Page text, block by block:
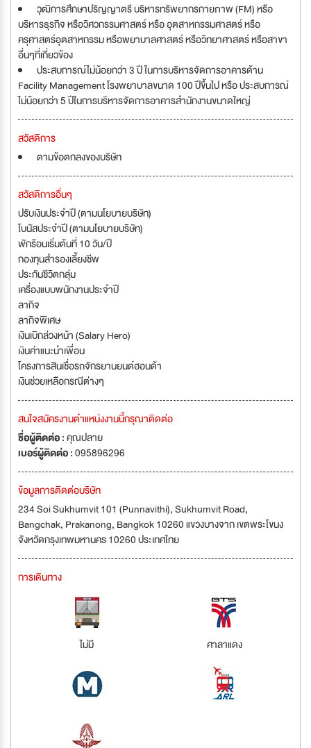
วุฒิการศึกษาปริญญาตรี บริหารทรัพยากรกายภาพ (FM) หรือ
บริหารธุรกิจ หรือวิศวกรรมศาสตร์ หรือ อุตสาหกรรมศาสตร์ หรือ
ครุศาสตร์อุตสาหกรรม หรือพยาบาลศาสตร์ หรือวิทยาศาสตร์ หรือสาขา
อื่นๆที่เกี่ยวข้อง
ประสบการณ์ไม่น้อยกว่า 3 ปี ในการบริหารจัดการอาคารด้าน
Facility Management โรงพยาบาลขนาด 100 ปีขึ้นไป หรือ ประสบการณ์
ไม่น้อยกว่า 5 ปีในการบริหารจัดการอาคารสำนักงานขนาดใหญ่
สวัสดิการ
ตามข้อตกลงของบริษัท
สวัสดิการอื่นๆ
ปรับเงินประจำปี (ตามนโยบายบริษัท)
โบนัสประจำปี (ตามนโยบายบริษัท)
พักร้อนเริ่มต้นที่ 10 วัน/ปี
กองทุนสำรองเลี้ยงชีพ
ประกันชีวิตกลุ่ม
เครื่องแบบพนักงานประจำปี
ลากิจ
ลากิจพิเศษ
เงินเบิกล่วงหน้า (Salary Hero)
เงินค่าแนะนำเพื่อน
โครงการสินเชื่อรถจักรยานยนต์ฮอนด้า
เงินช่วยเหลือกรณีต่างๆ
สนใจสมัครงานตำแหน่งงานนี้กรุณาติดต่อ
ชื่อผู้ติดต่อ :คุณปลาย
เบอร์ผู้ติดต่อ :095896296
ข้อมูลการติดต่อบริษัท
234 Soi Sukhumvit 101 (Punnavithi), Sukhumvit Road,
Bangchak, Prakanong, Bangkok 10260 แขวงบางจาก เขตพระโขนง
จังหวัดกรุงเทพมหานคร 10260 ประเทศไทย
การเดินทาง
ไม่มี ศาลาแดง